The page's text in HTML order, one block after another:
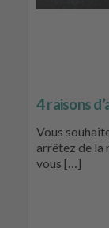
4 raisons
Vous
arrêtez de la
vous […]